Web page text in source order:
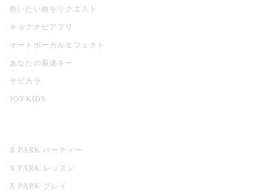
歌いたい曲をリクエスト
キョクナビアプリ
オートボーカルエフェクト
あなたの最適キー
サビカラ
JOYKIDS
X PARK パーティー
X PARK レッスン
X PARK プレイ